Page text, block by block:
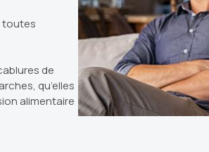
toutes
de
qu’elles
alimentaire